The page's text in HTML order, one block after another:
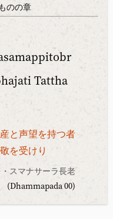
のの章
Tattha
と声望を持つ者
を受けり
スマナサーラ長老
(Dhammapada 00)